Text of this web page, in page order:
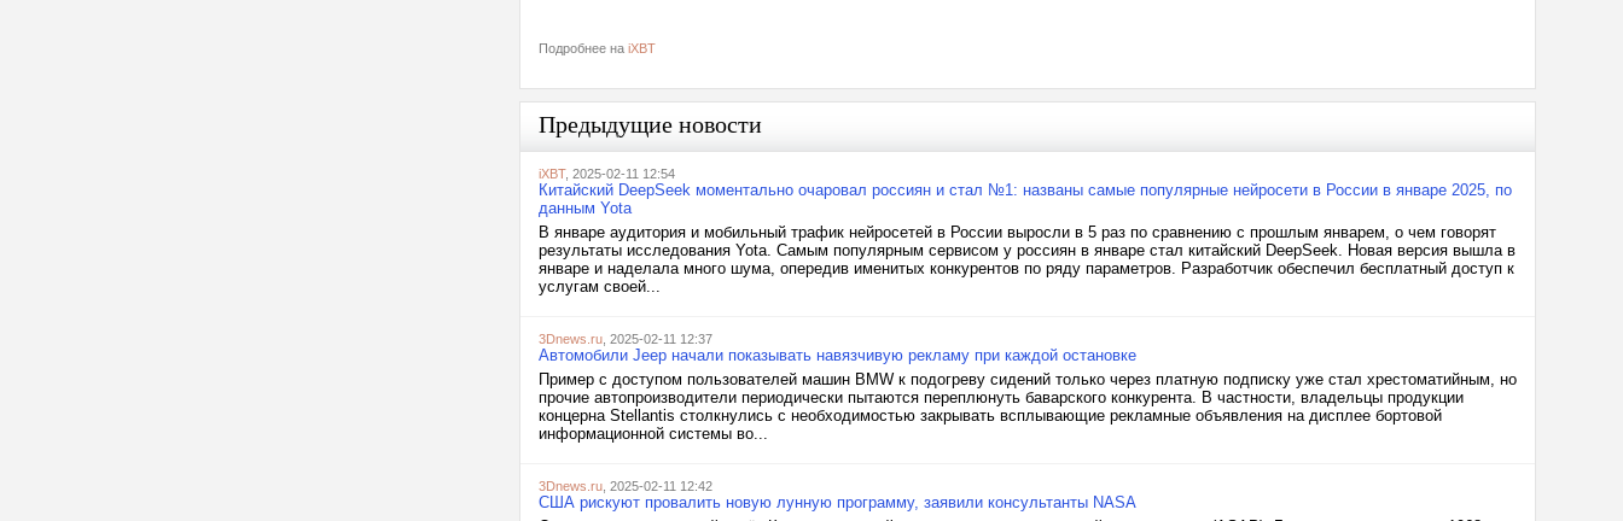
Подробнее на iXBT
Предыдущие новости
iXBT, 2025-02-11 12:54
Китайский DeepSeek моментально очаровал россиян и стал №1: названы самые популярные нейросети в России в январе 2025, по
данным Yota
В январе аудитория и мобильный трафик нейросетей в России выросли в 5 раз по сравнению с прошлым январем, о чем говорят
результаты исследования Yota. Самым популярным сервисом у россиян в январе стал китайский DeepSeek. Новая версия вышла в
январе и наделала много шума, опередив именитых конкурентов по ряду параметров. Разработчик обеспечил бесплатный доступ к
услугам своей...
3Dnews.ru , 2025-02-11 12:37
Автомобили Jeep начали показывать навязчивую рекламу при каждой остановке
Пример с доступом пользователей машин BMW к подогреву сидений только через платную подписку уже стал хрестоматийным, но
прочие автопроизводители периодически пытаются переплюнуть баварского конкурента. В частности, владельцы продукции
концерна Stellantis столкнулись с необходимостью закрывать всплывающие рекламные объявления на дисплее бортовой
информационной системы во...
3Dnews.ru , 2025-02-11 12:42
США рискуют провалить новую лунную программу, заявили консультанты NASA